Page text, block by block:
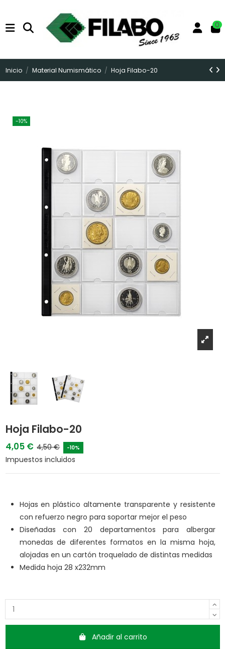
0
Inicio Material Numismático Hoja Filabo-20
-10%
Hoja Filabo-20
4,05 € 4,50 € -10%
Impuestos incluidos
Hojas en plástico altamente transparente y resistente
con refuerzo negro para soportar mejor el peso
Diseñadas con 20 departamentos para albergar
monedas de diferentes formatos en la misma hoja,
alojadas en un cartón troquelado de distintas medidas
Medida hoja 28 x232mm
Añadir al carrito